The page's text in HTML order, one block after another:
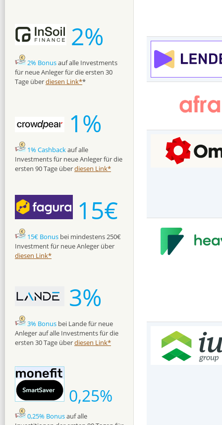
2%
2% Bonusauf alle Investments
für neue Anleger für die ersten 30
Tage überdiesen Link**
1%
1% Cashbackauf alle
Investments für neue Anleger für die
ersten 90 Tage überdiesen Link*
15€
15€ Bonus bei mindestens 250€
Investment für neue Anleger über
diesen Link*
3%
3% Bonus bei Lande für neue
Anleger auf alle Investments für die
ersten 30 Tage überdiesen Link*
0,25%
0,25% Bonusauf alle